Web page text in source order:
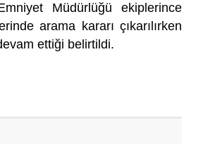
Müdürlüğü ekiplerince
arama kararı çıkarılırken
ettiği belirtildi.